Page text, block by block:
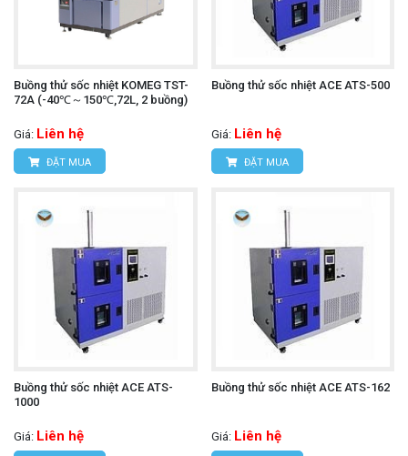
Buồng thử sốc nhiệt KOMEG TST-
72A (-40℃～150℃,72L, 2 buồng)
Giá: Liên hệ
ĐẶT MUA
Buồng thử sốc nhiệt ACE ATS-500
Giá: Liên hệ
ĐẶT MUA
Buồng thử sốc nhiệt ACE ATS-
1000
Giá: Liên hệ
Buồng thử sốc nhiệt ACE ATS-162
Giá: Liên hệ